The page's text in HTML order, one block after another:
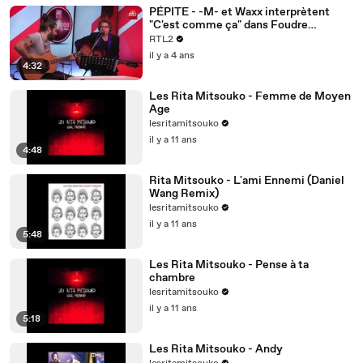
4:32
PÉPITE - -M- et Waxx interprètent
"C'est comme ça" dans Foudre
(17/04/22)
RTL2
il y a 4 ans
4:48
Les Rita Mitsouko - Femme de Moyen
Age
lesritamitsouko
il y a 11 ans
5:48
Rita Mitsouko - L'ami Ennemi (Daniel
Wang Remix)
lesritamitsouko
il y a 11 ans
5:18
Les Rita Mitsouko - Pense à ta
chambre
lesritamitsouko
il y a 11 ans
Les Rita Mitsouko - Andy